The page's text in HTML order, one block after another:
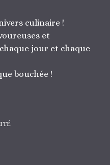
culinaire !
et
jour et chaque
bouchée !